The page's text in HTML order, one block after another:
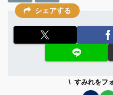
シェアする
すみれをフ